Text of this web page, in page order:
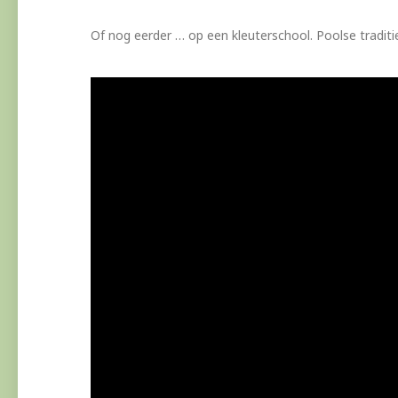
Of nog eerder … op een kleuterschool. Poolse